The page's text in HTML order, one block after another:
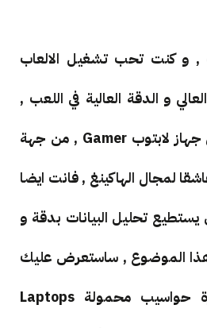
, و كنت تحب تشغيل الالعاب
و الدقة العالية في اللعب ,
فانت حقا في حاجة الى جهاز لابتوب Gamer , من جهة
لمجال الهاكينغ , فانت ايضا
تحليل البيانات بدقة و
الموضوع , ساستعرض عليك
اقوى و افضل اجهزة حواسيب محمولة Laptops